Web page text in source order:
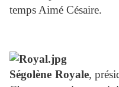
temps Aimé Césaire.
Ségolène Royale,